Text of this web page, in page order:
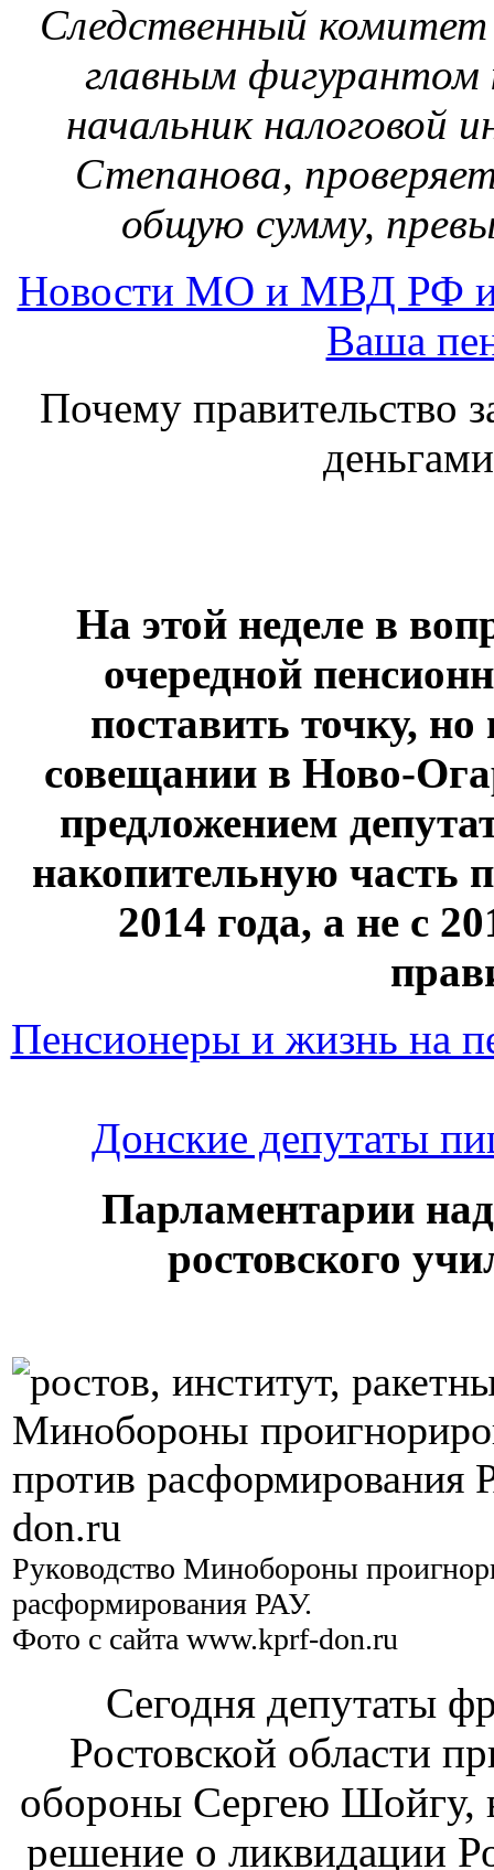
Следственный комитет
главным фигурантом
начальник налоговой
Степанова,
общую сумму,
Новости МО и МВД РФ
Ваша
Почему правительство
На этой неделе в
очередной
поставить точку,
совещании в Ново-
предложением
накопительную часть
2014 года, а не с
Пенсионеры и жизнь на
Донские депутаты
Парламентарии
ростовского
Руководство Минобороны
расформирования РАУ.
Фото с сайта www.kprf-don.ru
Сегодня депутаты
Ростовской области
обороны Сергею Шойгу,
решение о ликвидации